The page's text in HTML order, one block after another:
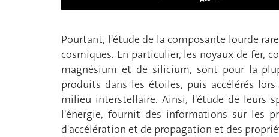
Pourtant, l'étude de la composante lourde
cosmiques. En particulier, les noyaux de fer,
magnésium et de silicium, sont pour la
produits dans les étoiles, puis accélérés
milieu interstellaire. Ainsi, l'étude de leurs
l'énergie, fournit des informations sur les
d'accélération et de propagation et des